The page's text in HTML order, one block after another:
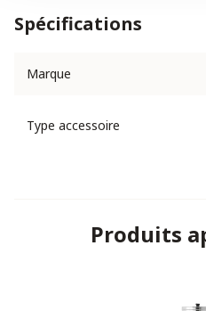
Spécifications
Marque
Type accessoire
Produits